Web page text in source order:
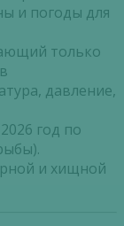
и погоды для
только
давление,
год по
и хищной